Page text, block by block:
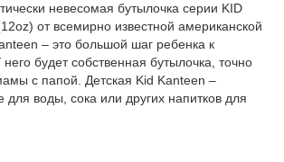
невесомая бутылочка серии KID
от всемирно известной американской
– это большой шаг ребенка к
будет собственная бутылочка, точно
с папой. Детская Kid Kanteen –
воды, сока или других напитков для